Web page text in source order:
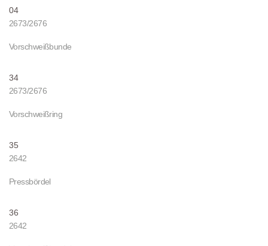
04
2673/2676
Vorschweißbunde
34
2673/2676
Vorschweißring
35
2642
Pressbördel
36
2642